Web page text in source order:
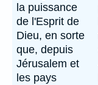
la puissance
de l'Esprit de
Dieu, en sorte
que, depuis
Jérusalem et
les pays